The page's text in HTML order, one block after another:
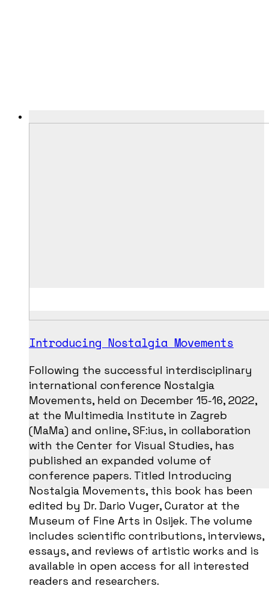
Introducing Nostalgia Movements
Following the successful interdisciplinary
international conference Nostalgia
Movements, held on December 15-16, 2022,
at the Multimedia Institute in Zagreb
(MaMa) and online, SF:ius, in collaboration
with the Center for Visual Studies, has
published an expanded volume of
conference papers. Titled Introducing
Nostalgia Movements, this book has been
edited by Dr. Dario Vuger, Curator at the
Museum of Fine Arts in Osijek. The volume
includes scientific contributions, interviews,
essays, and reviews of artistic works and is
available in open access for all interested
readers and researchers.